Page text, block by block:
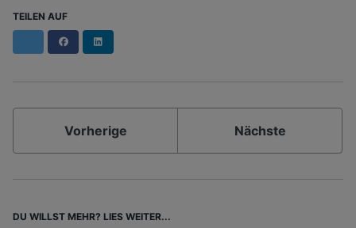
TEILEN AUF
Facebook
Vorherige Nächste
DU WILLST MEHR? LIES WEITER...